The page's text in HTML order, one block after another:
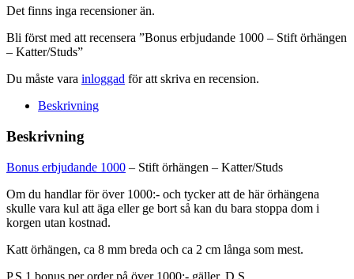
-
mängd
Det finns inga recensioner än.
Bli först med att recensera ”Bonus erbjudande 1000 – Stift örhängen
– Katter/Studs”
Du måste vara inloggad för att skriva en recension.
Beskrivning
Beskrivning
Bonus erbjudande 1000 – Stift örhängen – Katter/Studs
Om du handlar för över 1000:- och tycker att de här örhängena
skulle vara kul att äga eller ge bort så kan du bara stoppa dom i
korgen utan kostnad.
Katt örhängen, ca 8 mm breda och ca 2 cm långa som mest.
P.S 1 bonus per order på över 1000:- gäller. D.S